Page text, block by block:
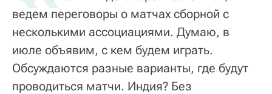
ведем переговоры о матчах сборной с
несколькими ассоциациями. Думаю, в
июле объявим, с кем будем играть.
Обсуждаются разные варианты, где будут
проводиться матчи. Индия? Без